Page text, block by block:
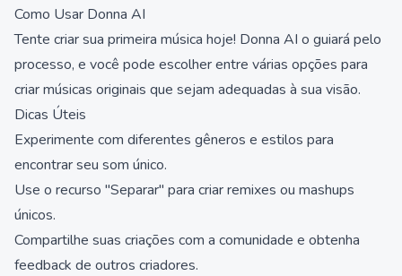
Como Usar Donna AI
Tente criar sua primeira música hoje! Donna AI o guiará pelo
processo, e você pode escolher entre várias opções para
criar músicas originais que sejam adequadas à sua visão.
Dicas Úteis
Experimente com diferentes gêneros e estilos para
encontrar seu som único.
Use o recurso "Separar" para criar remixes ou mashups
únicos.
Compartilhe suas criações com a comunidade e obtenha
feedback de outros criadores.